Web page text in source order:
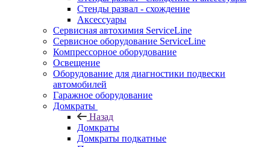
Стенды развал - схождение
Аксессуары
Сервисная автохимия ServiceLine
Сервисное оборудование ServiceLine
Компрессорное оборудование
Освещение
Оборудование для диагностики подвески
автомобилей
Гаражное оборудование
Домкраты
Назад
Домкраты
Домкраты подкатные